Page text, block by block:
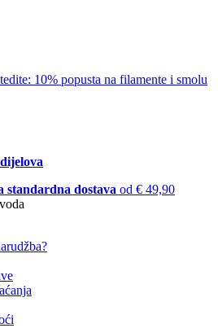
10% popusta na filamente i smolu
standardna dostava od € 49,90